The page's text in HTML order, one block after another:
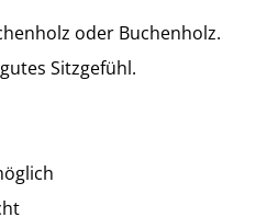
oder Buchenholz.
Sitzgefühl.